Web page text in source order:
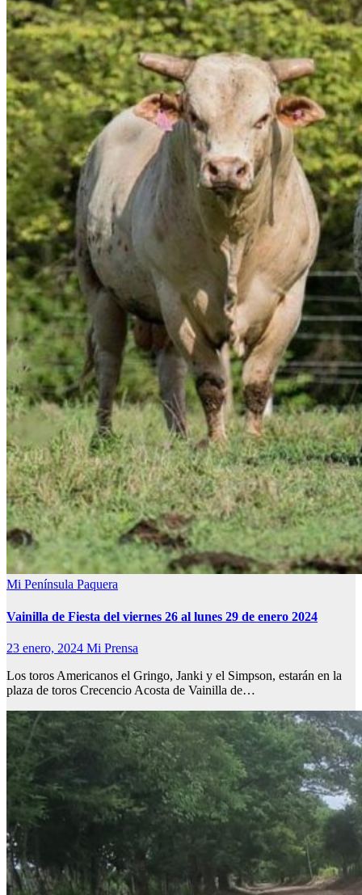
Mi Península Paquera
Vainilla de Fiesta del viernes 26 al lunes 29 de enero 2024
23 enero, 2024 Mi Prensa
Los toros Americanos el Gringo, Janki y el Simpson, estarán en la
plaza de toros Crecencio Acosta de Vainilla de…